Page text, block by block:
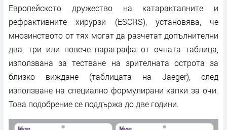
Европейското дружество на катаракталните и
рефрактивните хирурзи (ESCRS), установява, че
мнозинството от тях могат да разчетат допълнителни
два, три или повече параграфа от очната таблица,
използвана за тестване на зрителната острота за
близко виждане (таблицата на Jaeger), след
използване на специално формулирани капки за очи.
Това подобрение се поддържа до две години.